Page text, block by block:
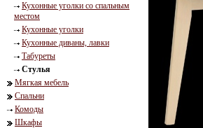
Кухонные уголки со спальным
местом
Кухонные уголки
Кухонные диваны, лавки
Табуреты
Стулья
Мягкая мебель
Спальни
Комоды
Шкафы